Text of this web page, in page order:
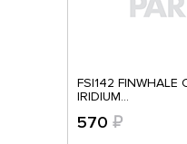
FSI142
IRIDIUM...
570 ₽